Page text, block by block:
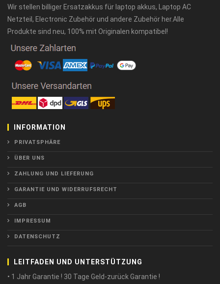
Wir stellen billiger Ersatzakkus für laptop akkus, Laptop AC
Netzteil, Electronic Zubehör und andere Zubehör her.Alle
Produkte sind neu, 100% mit Originalen kompatibel!
INFORMATION
PRIVATSPHÄRE
ÜBER UNS
ZAHLUNG UND LIEFERUNG
GARANTIE UND WIDERRUFSRECHT
AGB
IMPRESSUM
DATENSCHUTZ
LEITFADEN UND UNTERSTÜTZUNG
• 1 Jahr Garantie ! 30 Tage Geld-zurück Garantie !